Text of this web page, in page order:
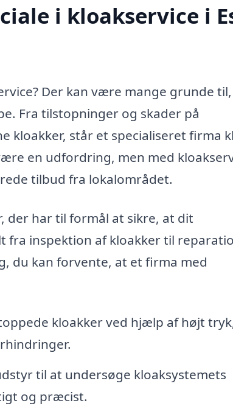
i kloakservice i
Der kan være mange grunde
Fra tilstopninger og skader på
kloakker, står et specialiseret firma
en udfordring, men med
tilbud fra lokalområdet.
der har til formål at sikre, at dit
fra inspektion af kloakker til
du kan forvente, at et firma med
kloakker ved hjælp af højt
til at undersøge kloaksystemets
og præcist.